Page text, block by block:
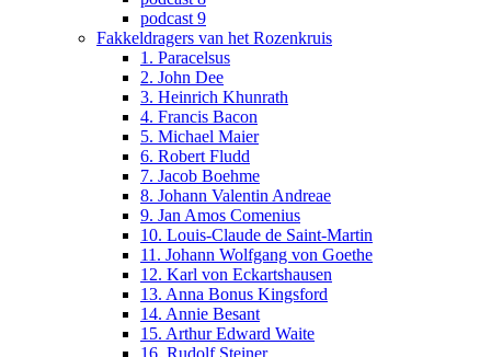
podcast 9
Fakkeldragers van het Rozenkruis
1. Paracelsus
2. John Dee
3. Heinrich Khunrath
4. Francis Bacon
5. Michael Maier
6. Robert Fludd
7. Jacob Boehme
8. Johann Valentin Andreae
9. Jan Amos Comenius
10. Louis-Claude de Saint-Martin
11. Johann Wolfgang von Goethe
12. Karl von Eckartshausen
13. Anna Bonus Kingsford
14. Annie Besant
15. Arthur Edward Waite
16. Rudolf Steiner